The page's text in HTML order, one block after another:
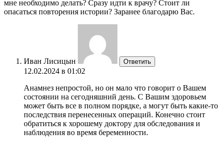
мне необходимо делать? Сразу идти к врачу? Стоит ли
опасаться повторения истории? Заранее благодарю Вас.
Иван Лисицын Ответить
12.02.2024 в 01:02
Анамнез непростой, но он мало что говорит о Вашем
состоянии на сегодняшний день. С Вашим здоровьем
может быть все в полном порядке, а могут быть какие-то
последствия перенесенных операций. Конечно стоит
обратиться к хорошему доктору для обследования и
наблюдения во время беременности.